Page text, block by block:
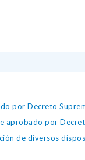
por Decreto
aprobado por
de diversos